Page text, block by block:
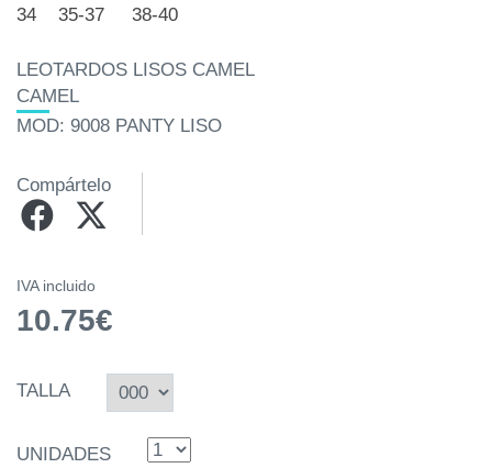
34 35-37 38-40
LEOTARDOS LISOS CAMEL
CAMEL
MOD: 9008 PANTY LISO
Compártelo
IVA incluido
10.75€
TALLA
UNIDADES